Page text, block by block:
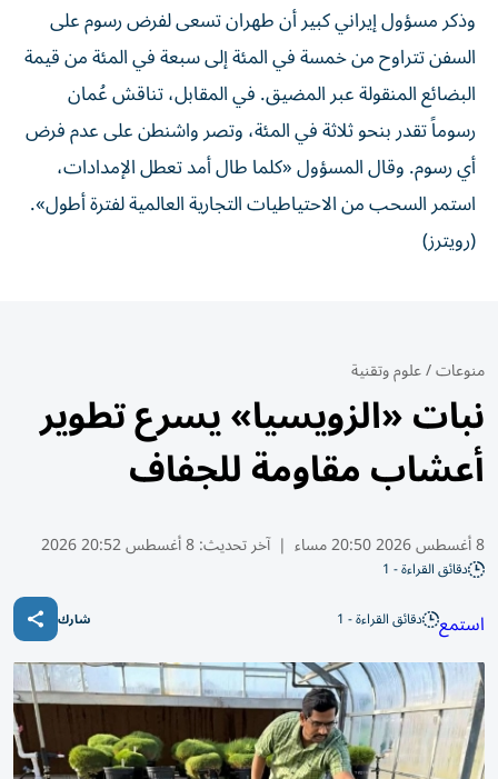
وذكر مسؤول إيراني كبير أن طهران تسعى لفرض رسوم على
السفن تتراوح من خمسة في المئة إلى سبعة في المئة من قيمة
البضائع المنقولة عبر المضيق. في المقابل، تناقش عُمان
رسوماً تقدر بنحو ثلاثة في المئة، وتصر واشنطن ‌على عدم فرض
‌أي رسوم. وقال المسؤول «كلما طال أمد تعطل الإمدادات،
استمر السحب من الاحتياطيات التجارية العالمية لفترة أطول».
(رويترز)
منوعات/علوم وتقنية
نبات «الزويسيا» يسرع تطوير
أعشاب مقاومة للجفاف
8 أغسطس 2026 20:50 مساء | آخر تحديث:8 أغسطس 20:52 2026
دقائق القراءة - 1
استمع دقائق القراءة - 1 شارك